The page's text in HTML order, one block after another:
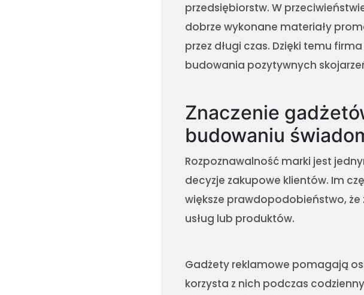
przedsiębiorstw. W
dobrze wykonane materiały
przez długi czas. Dzięki temu
budowania pozytywnych
Znaczenie
budowaniu
Rozpoznawalność marki jest
decyzje zakupowe klientów. Im
większe prawdopodobieństwo,
usług lub produktów.
Gadżety reklamowe pomagają
korzysta z nich podczas